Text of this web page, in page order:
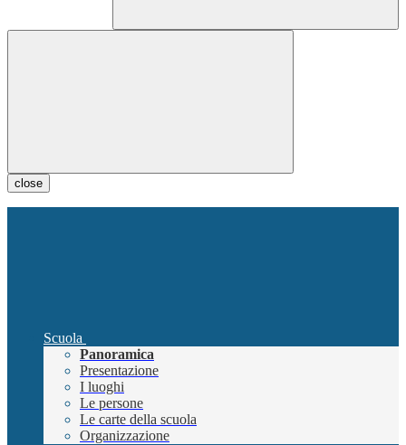
close
Scuola
Panoramica
Presentazione
I luoghi
Le persone
Le carte della scuola
Organizzazione